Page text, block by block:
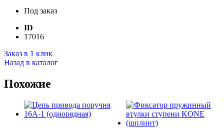
Под заказ
ID
17016
Заказ в 1 клик
Назад в каталог
Похожие